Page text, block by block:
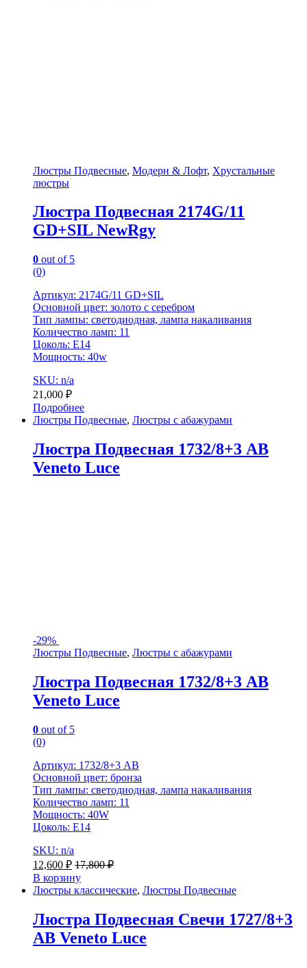
Люстры Подвесные, Модерн & Лофт, Хрустальные
люстры
Люстра Подвесная 2174G/11
GD+SIL NewRgy
0 out of 5
(0)
Артикул: 2174G/11 GD+SIL
Основной цвет: золото с серебром
Тип лампы: светодиодная, лампа накаливания
Количество ламп: 11
Цоколь: Е14
Мощность: 40w
SKU: n/a
21,000 ₽
Подробнее
Люстры Подвесные, Люстры с абажурами
Люстра Подвесная 1732/8+3 AB
Veneto Luce
-29%
Люстры Подвесные, Люстры с абажурами
Люстра Подвесная 1732/8+3 AB
Veneto Luce
0 out of 5
(0)
Артикул: 1732/8+3 AB
Основной цвет: бронза
Тип лампы: светодиодная, лампа накаливания
Количество ламп: 11
Мощность: 40W
Цоколь: E14
SKU: n/a
12,600 ₽ 17,800₽
В корзину
Люстры классические, Люстры Подвесные
Люстра Подвесная Свечи 1727/8+3
AB Veneto Luce